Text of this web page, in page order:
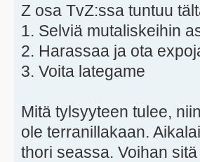
Z osa TvZ:ssa tuntuu
1. Selviä mutaliskeihin
2. Harassaa ja ota
3. Voita lategame
Mitä tylsyyteen tulee,
ole terranillakaan.
thori seassa. Voihan